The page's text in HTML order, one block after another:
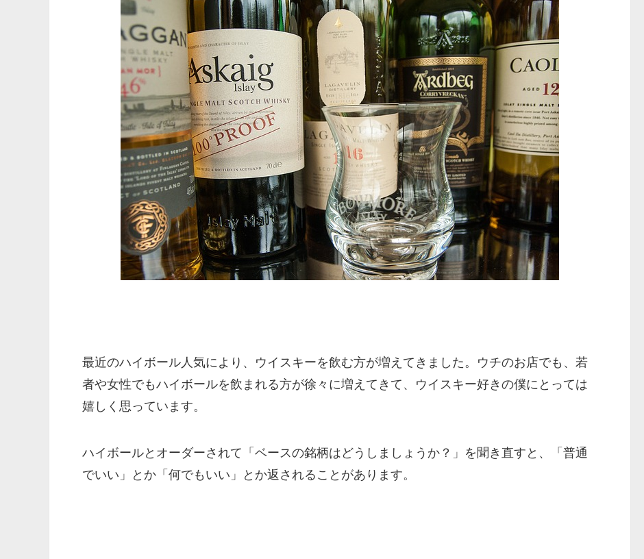
最近のハイボール人気により、ウイスキーを飲む方が増えてきました。ウチのお店でも、若
者や女性でもハイボールを飲まれる方が徐々に増えてきて、ウイスキー好きの僕にとっては
嬉しく思っています。
ハイボールとオーダーされて「ベースの銘柄はどうしましょうか？」を聞き直すと、「普通
でいい」とか「何でもいい」とか返されることがあります。